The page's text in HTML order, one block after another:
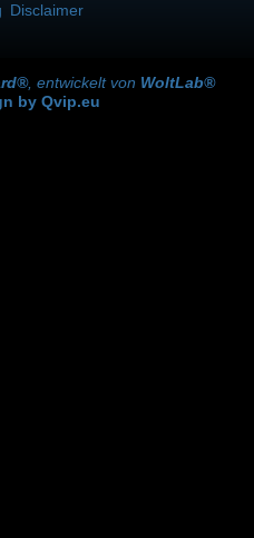
Disclaimer
, entwickelt von WoltLab®